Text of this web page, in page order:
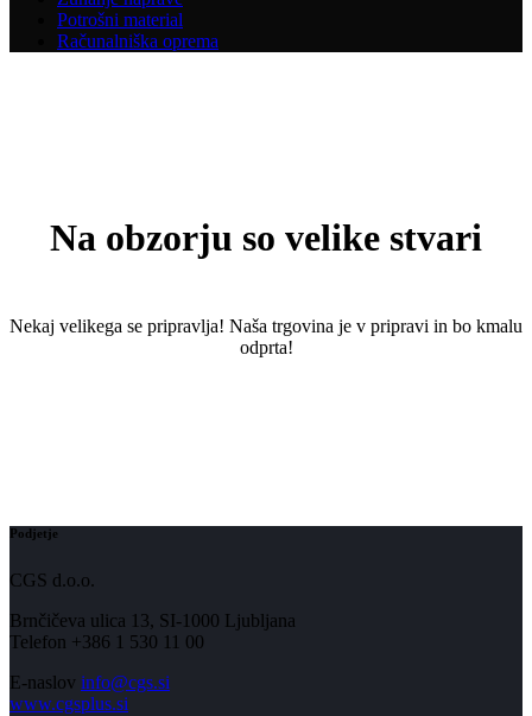
Potrošni material
Računalniška oprema
Na obzorju so velike stvari
Nekaj ​​velikega se pripravlja! Naša trgovina je v pripravi in ​​bo kmalu
odprta!
Podjetje
CGS d.o.o.
Brnčičeva ulica 13, SI-1000 Ljubljana
Telefon +386 1 530 11 00
E-naslov info@cgs.si
www.cgsplus.si